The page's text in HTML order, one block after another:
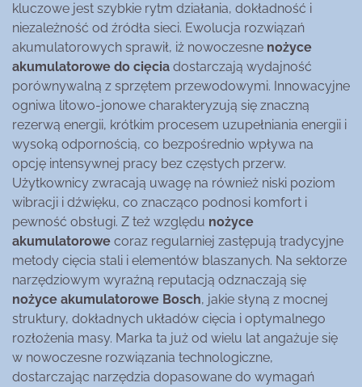
kluczowe jest szybkie rytm działania, dokładność i
niezależność od źródła sieci. Ewolucja rozwiązań
akumulatorowych sprawił, iż nowoczesne nożyce
akumulatorowe do cięcia dostarczają wydajność
porównywalną z sprzętem przewodowymi. Innowacyjne
ogniwa litowo-jonowe charakteryzują się znaczną
rezerwą energii, krótkim procesem uzupełniania energii i
wysoką odpornością, co bezpośrednio wpływa na
opcję intensywnej pracy bez częstych przerw.
Użytkownicy zwracają uwagę na również niski poziom
wibracji i dźwięku, co znacząco podnosi komfort i
pewność obsługi. Z też względu nożyce
akumulatorowe coraz regularniej zastępują tradycyjne
metody cięcia stali i elementów blaszanych. Na sektorze
narzędziowym wyraźną reputacją odznaczają się
nożyce akumulatorowe Bosch, jakie słyną z mocnej
struktury, dokładnych układów cięcia i optymalnego
rozłożenia masy. Marka ta już od wielu lat angażuje się
w nowoczesne rozwiązania technologiczne,
dostarczając narzędzia dopasowane do wymagań